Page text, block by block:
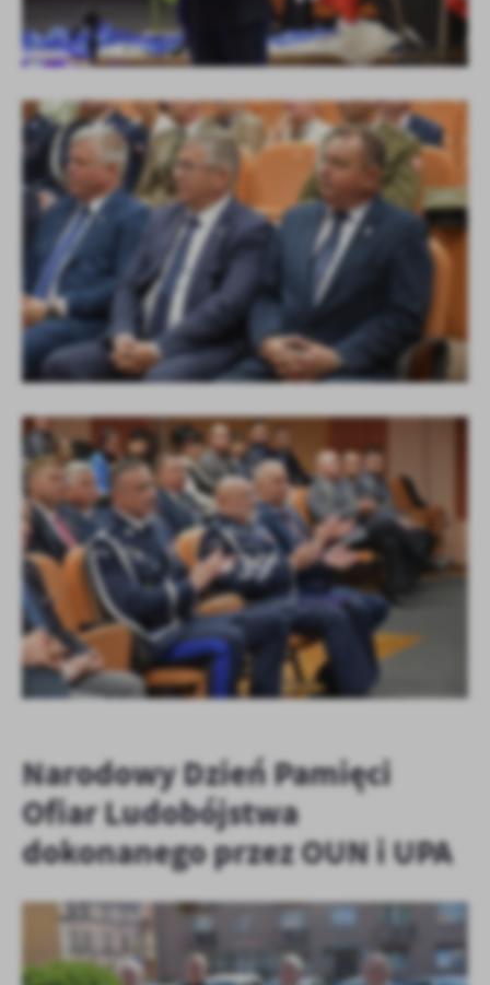
KOLEJNE
+39
Narodowy Dzień Pamięci
Ofiar Ludobójstwa
dokonanego przez OUN i UPA